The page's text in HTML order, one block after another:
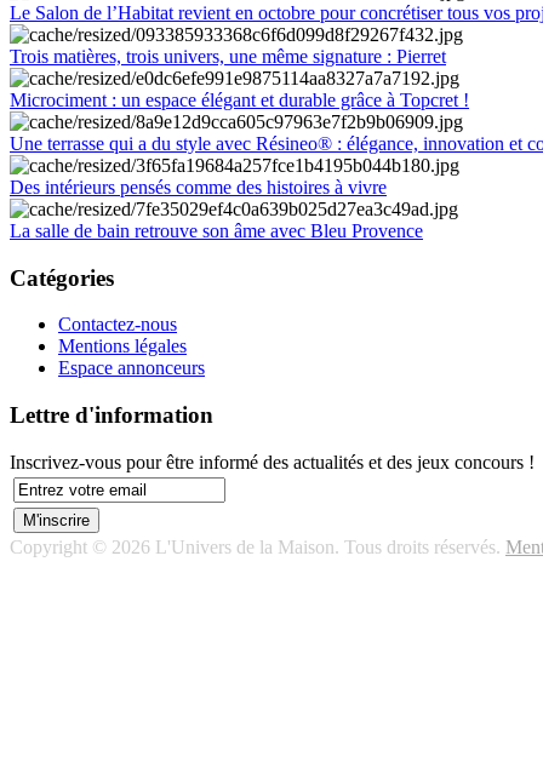
Le Salon de l’Habitat revient en octobre pour concrétiser tous vos
Trois matières, trois univers, une même signature : Pierret
Microciment : un espace élégant et durable grâce à Topcret !
Une terrasse qui a du style avec Résineo® : élégance, innovation et
Des intérieurs pensés comme des histoires à vivre
La salle de bain retrouve son âme avec Bleu Provence
Catégories
Contactez-nous
Mentions légales
Espace annonceurs
Lettre d'information
Inscrivez-vous pour être informé des actualités et des jeux concours !
Copyright © 2026 L'Univers de la Maison. Tous droits réservés.